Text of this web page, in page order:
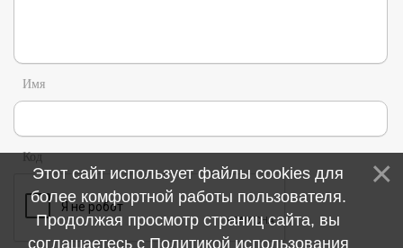
Имя
Код
Этот сайт использует файлы cookies для
более комфортной работы пользователя.
Продолжая просмотр страниц сайта, вы
соглашаетесь с Политикой использования